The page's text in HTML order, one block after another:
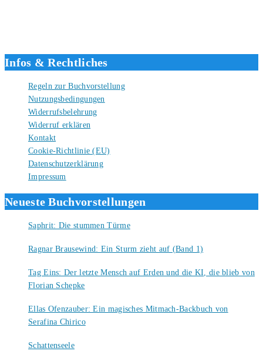
Infos & Rechtliches
Regeln zur Buchvorstellung
Nutzungsbedingungen
Widerrufsbelehrung
Widerruf erklären
Kontakt
Cookie-Richtlinie (EU)
Datenschutzerklärung
Impressum
Neueste Buchvorstellungen
Saphrit: Die stummen Türme
Ragnar Brausewind: Ein Sturm zieht auf (Band 1)
Tag Eins: Der letzte Mensch auf Erden und die KI, die blieb von
Florian Schepke
Ellas Ofenzauber: Ein magisches Mitmach-Backbuch von
Serafina Chirico
Schattenseele